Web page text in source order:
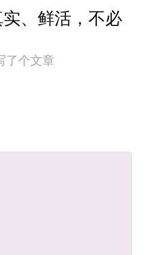
、鲜活，不必
了个文章